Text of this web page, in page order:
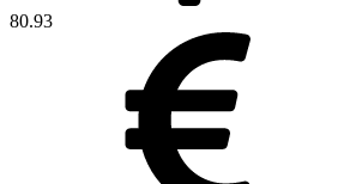
80.93